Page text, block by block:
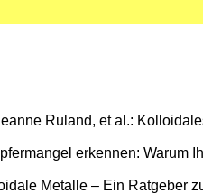
Ruland, et al.:
erkennen: Warum
Metalle – Ein Ratgeber